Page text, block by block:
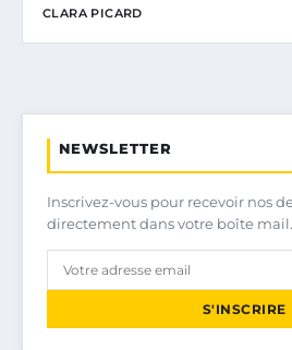
CLARA PICARD
NEWSLETTER
Inscrivez-vous pour recevoir nos
directement dans votre boîte mail.
S'INSCRIRE